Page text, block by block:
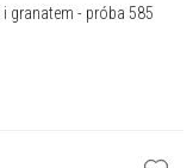
granatem - próba 585